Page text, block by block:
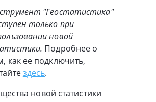
"Геостатистика"
только при
новой
Подробнее о
как ее подключить,
здесь.
новой статистики